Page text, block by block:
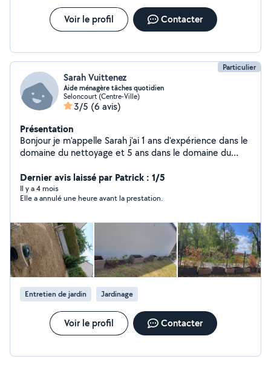
Voir le profil Contacter
Particulier
Sarah Vuittenez
Aide ménagère tâches quotidien
Seloncourt (Centre-Ville)
3/5 (6 avis)
Présentation
Bonjour je m'appelle Sarah j'ai 1 ans d'expérience dans le
domaine du nettoyage et 5 ans dans le domaine du
Dernier avis laissé par Patrick : 1/5
Il y a 4 mois
Elle a annulé une heure avant la prestation.
Entretien de jardin Jardinage
Voir le profil Contacter